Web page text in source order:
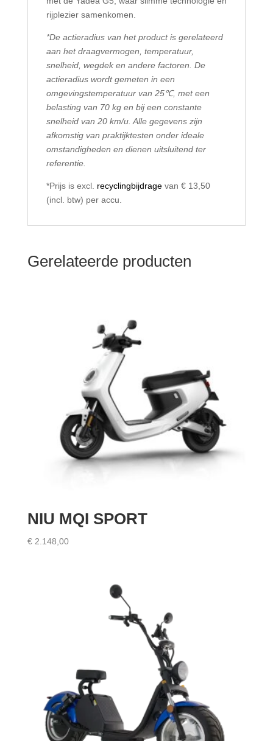
rijplezier samenkomen.
*De actieradius van het product is gerelateerd
aan het draagvermogen, temperatuur,
snelheid, wegdek en andere factoren. De
actieradius wordt gemeten in een
omgevingstemperatuur van 25℃, met een
belasting van 70 kg en bij een constante
snelheid van 20 km/u. Alle gegevens zijn
afkomstig van praktijktesten onder ideale
omstandigheden en dienen uitsluitend ter
referentie.
*Prijs is excl. recyclingbijdrage van € 13,50
(incl. btw) per accu.
Gerelateerde producten
NIU MQI SPORT
€2.148,00